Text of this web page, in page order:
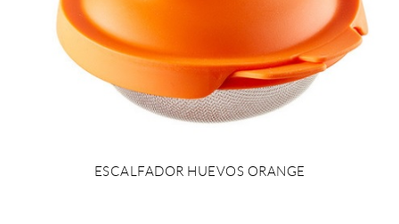
ESCALFADOR HUEVOS ORANGE